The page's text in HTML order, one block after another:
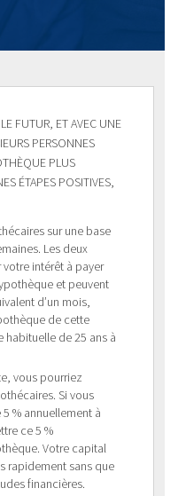
FUTUR, ET AVEC UNE
PERSONNES
PLUS
ÉTAPES POSITIVES,
sur une base
Les deux
intérêt à payer
et peuvent
d’un mois,
de cette
habituelle de 25 ans à
vous pourriez
Si vous
% annuellement à
ce 5 %
Votre capital
rapidement sans que
financières.